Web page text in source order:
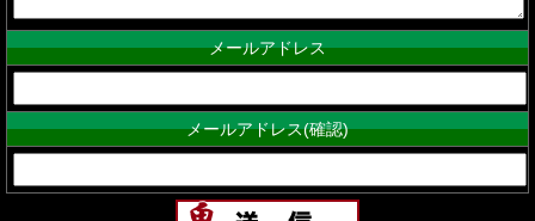
メールアドレス
メールアドレス(確認)